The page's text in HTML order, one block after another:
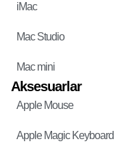
iMac
Mac Studio
Mac mini
Aksesuarlar
Apple Mouse
Apple Magic Keyboard